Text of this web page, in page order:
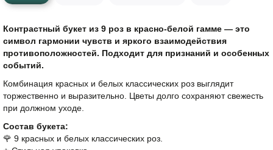
Контрастный букет из 9 роз в красно-белой гамме — это
символ гармонии чувств и яркого взаимодействия
противоположностей. Подходит для признаний и особенных
событий.
Комбинация красных и белых классических роз выглядит
торжественно и выразительно. Цветы долго сохраняют свежесть
при должном уходе.
Состав букета:
🌹 9 красных и белых классических роз.